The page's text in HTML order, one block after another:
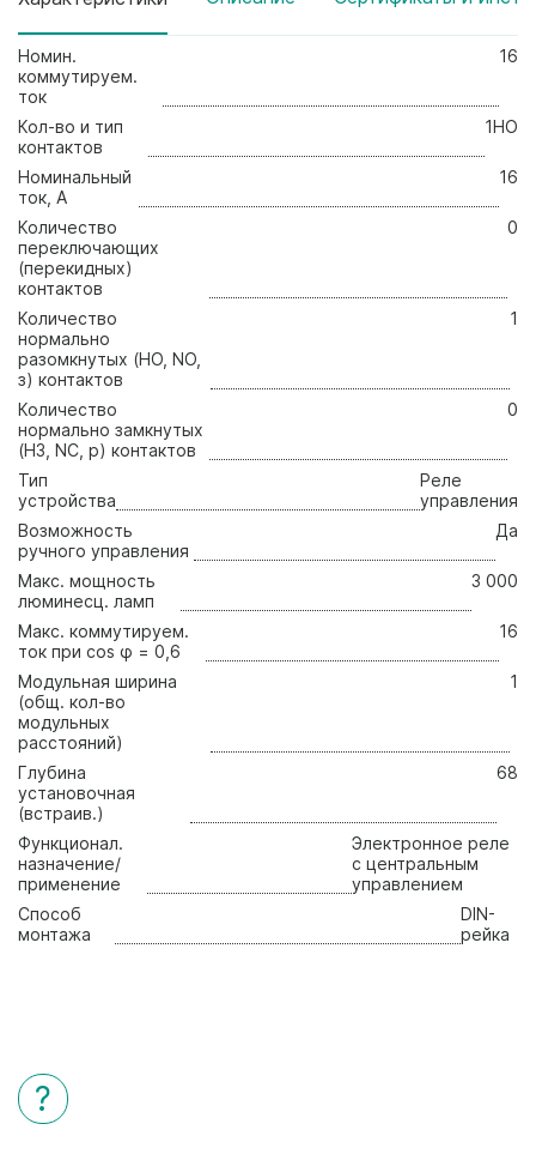
Номин.
коммутируем.
ток
16
Кол-во и тип
контактов
1НО
Нoминальный
ток, А
16
Количество
переключающих
(перекидных)
контактов
0
Количество
нормально
разомкнутых (НО, NO,
з) контактов
1
Количество
нормально замкнутых
(НЗ, NC, р) контактов
0
Тип
уcтройства
Реле
управления
Возможность
ручного управления
Да
Макс. мощность
люминесц. ламп
3 000
Макс. коммутируем.
ток при cos φ = 0,6
16
Модульная ширина
(общ. кол-во
модульных
расстояний)
1
Глубина
установочная
(встраив.)
68
Функционал.
назначение/
применение
Электронное реле
с центральным
управлением
Способ
монтажа
DIN-
рейка
?